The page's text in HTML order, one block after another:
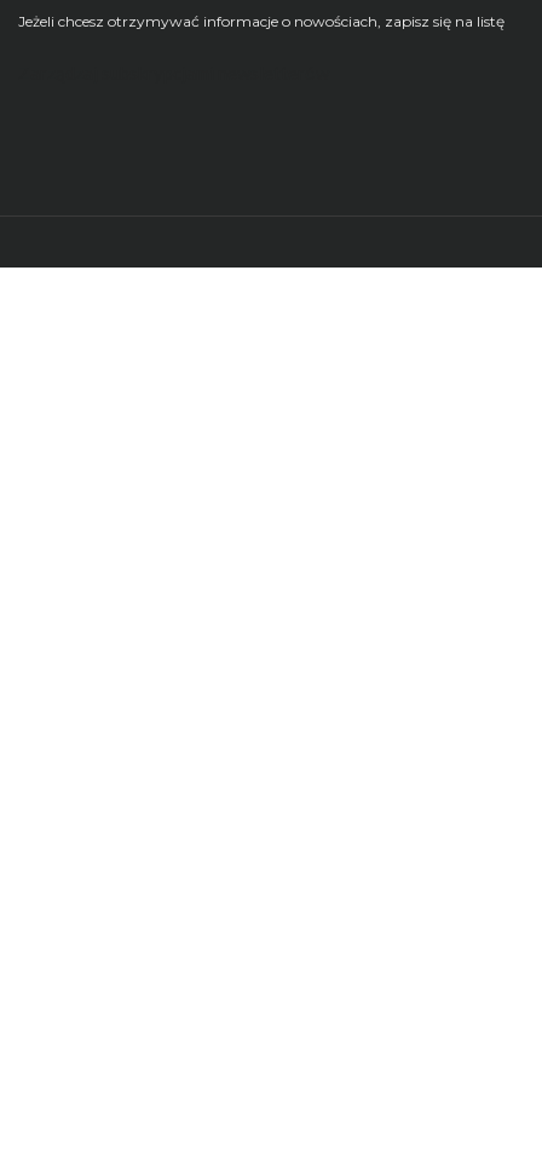
Jeżeli chcesz otrzymywać informacje o nowościach, zapisz się na listę